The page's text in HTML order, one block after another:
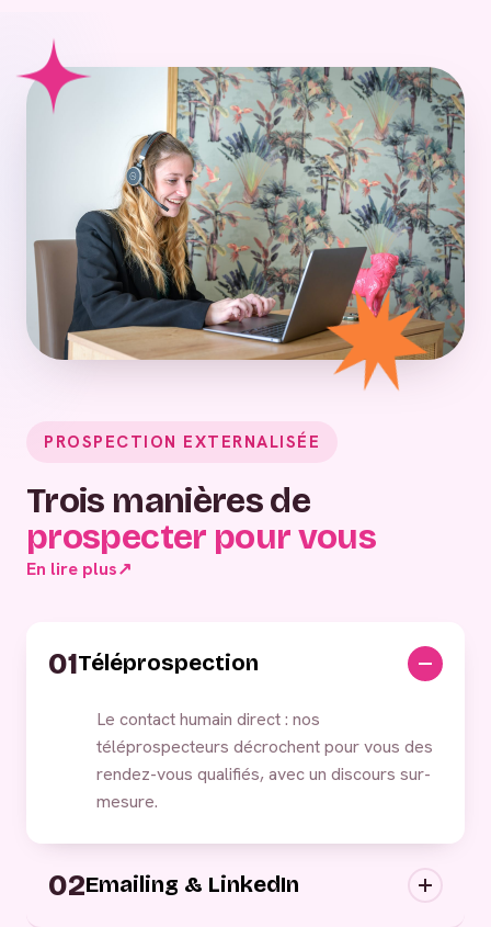
PROSPECTION EXTERNALISÉE
Trois manières de
prospecter pour vous
En lire plus↗
01Téléprospection
Le contact humain direct : nos
téléprospecteurs décrochent pour vous des
rendez-vous qualifiés, avec un discours sur-
mesure.
02Emailing & LinkedIn